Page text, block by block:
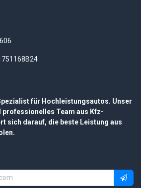
für Hochleistungsautos. Unser
professionelles Team aus Kfz-
sich darauf, die beste Leistung aus